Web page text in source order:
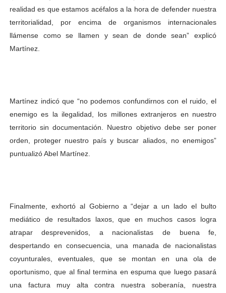
realidad es que estamos acéfalos a la hora de defender nuestra
territorialidad, por encima de organismos internacionales
llámense como se llamen y sean de donde sean” explicó
Martínez.
Martínez indicó que “no podemos confundirnos con el ruido, el
enemigo es la ilegalidad, los millones extranjeros en nuestro
territorio sin documentación. Nuestro objetivo debe ser poner
orden, proteger nuestro país y buscar aliados, no enemigos”
puntualizó Abel Martínez.
Finalmente, exhortó al Gobierno a “dejar a un lado el bulto
mediático de resultados laxos, que en muchos casos logra
atrapar desprevenidos, a nacionalistas de buena fe,
despertando en consecuencia, una manada de nacionalistas
coyunturales, eventuales, que se montan en una ola de
oportunismo, que al final termina en espuma que luego pasará
una factura muy alta contra nuestra soberanía, nuestra